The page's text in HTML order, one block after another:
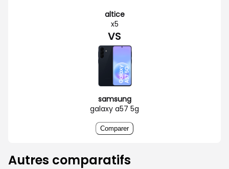
altice
x5
VS
samsung
galaxy a57 5g
Comparer
Autres comparatifs